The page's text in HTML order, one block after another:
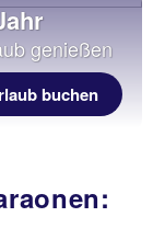
genießen
buchen